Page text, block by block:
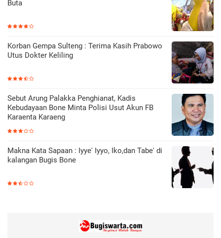
Buta
Korban Gempa Sulteng : Terima Kasih Prabowo
Utus Dokter Keliling
Sebut Arung Palakka Penghianat, Kadis
Kebudayaan Bone Minta Polisi Usut Akun FB
Karaenta Karaeng
Makna Kata Sapaan : Iyye' Iyyo, Iko,dan Tabe' di
kalangan Bugis Bone